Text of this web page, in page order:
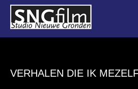
VERHALEN DIE IK